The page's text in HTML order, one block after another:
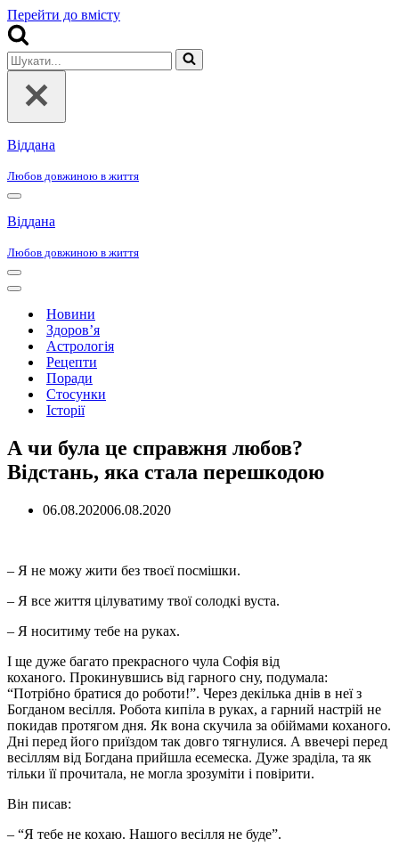
Перейти до вмісту
Шукати...
Віддана
Любов довжиною в життя
Меню
навігації
Віддана
Любов довжиною в життя
Меню
навігації
Меню
навігаціїНовини
Здоров’я
Астрологія
Рецепти
Поради
Стосунки
Історії
А чи була це справжня любов?
Відстань, яка стала перешкодою
06.08.202006.08.2020
– Я не можу жити без твоєї посмішки.
– Я все життя цілуватиму твої солодкі вуста.
– Я носитиму тебе на руках.
І ще дуже багато прекрасного чула Софія від
коханого. Прокинувшись від гарного сну, подумала:
“Потрібно братися до роботи!”. Через декілька днів в неї з
Богданом весілля. Робота кипіла в руках, а гарний настрій не
покидав протягом дня. Як вона скучила за обіймами коханого.
Дні перед його приїздом так довго тягнулися. А ввечері перед
весіллям від Богдана прийшла есемеска. Дуже зраділа, та як
тільки її прочитала, не могла зрозуміти і повірити.
Він писав:
– “Я тебе не кохаю. Нашого весілля не буде”.